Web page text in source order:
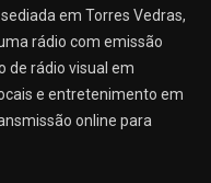
em Torres Vedras,
rádio com emissão
de rádio visual em
e entretenimento em
online para